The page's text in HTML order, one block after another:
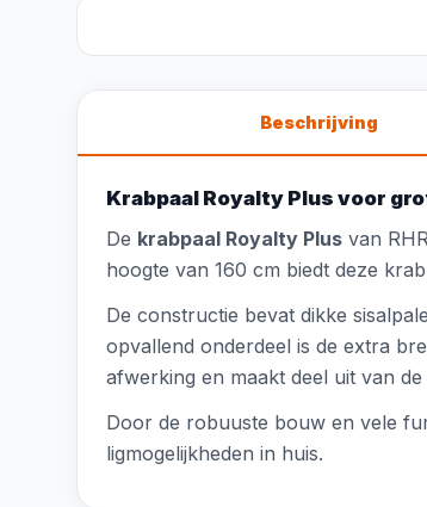
Beschrijving
Krabpaal Royalty Plus voor
De krabpaal Royalty Plus van
hoogte van 160 cm biedt deze
De constructie bevat dikke
opvallend onderdeel is de extra
afwerking en maakt deel uit van
Door de robuuste bouw en vele
ligmogelijkheden in huis.